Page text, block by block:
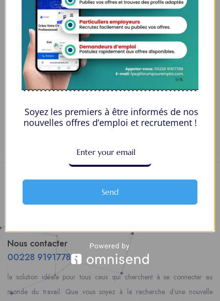
Administration et Bureau Togo
À temps plein
un(e) Spécialiste Support IT Niveau 2
Informatique Sénégal
Nous contacter
00228 91917788
la solution idéale pour tous ceux qui cherchent à se connecter au
monde du travail. Que vous soyez à la recherche d’une nouvelle
Soyez les premiers à être informés de nos
nouvelles offres d’emploi et recrutement !
Send